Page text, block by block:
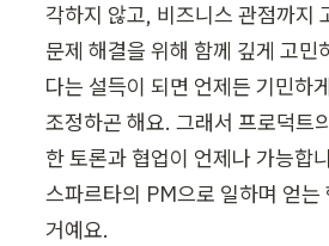
각하지 않고, 비즈니스 관점까지
문제 해결을 위해 함께 깊게 고민
다는 설득이 되면 언제든 기민하
조정하곤 해요. 그래서 프로덕트
한 토론과 협업이 언제나 가능합
스파르타의 PM으로 일하며 얻는
거예요.